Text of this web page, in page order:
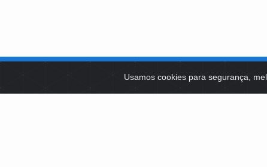
Usamos cookies para segurança,